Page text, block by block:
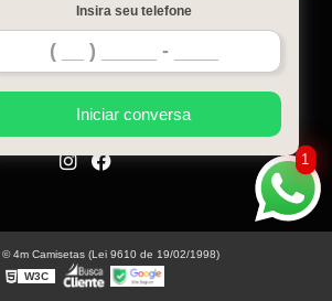
Contato
Mapa do site
1
Insira seu telefone
Iniciar conversa
© 4m Camisetas (Lei 9610 de 19/02/1998)
W3C